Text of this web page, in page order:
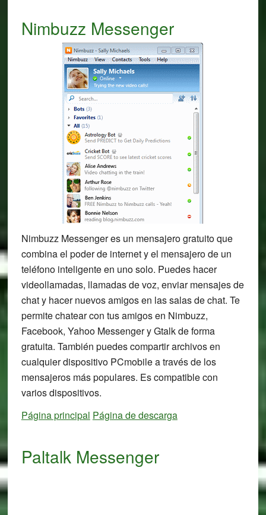
Nimbuzz Messenger
Nimbuzz Messenger es un mensajero gratuito que
combina el poder de internet y el mensajero de un
teléfono inteligente en uno solo. Puedes hacer
videollamadas, llamadas de voz, enviar mensajes de
chat y hacer nuevos amigos en las salas de chat. Te
permite chatear con tus amigos en Nimbuzz,
Facebook, Yahoo Messenger y Gtalk de forma
gratuita. También puedes compartir archivos en
cualquier dispositivo PCmobile a través de los
mensajeros más populares. Es compatible con
varios dispositivos.
Página principal Página de descarga
Paltalk Messenger